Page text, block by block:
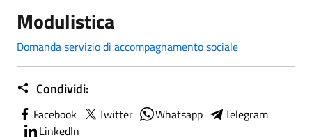
Modulistica
Domanda servizio di accompagnamento sociale
Condividi:
Facebook Twitter Whatsapp
Telegram
LinkedIn